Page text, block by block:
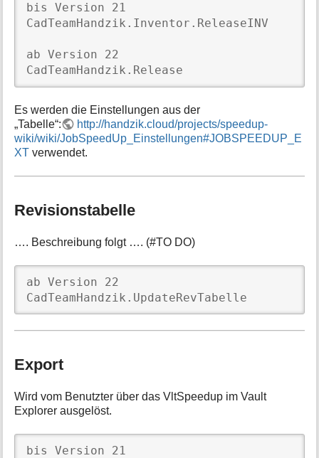
bis Version 21
CadTeamHandzik.Inventor.ReleaseINV
ab Version 22
CadTeamHandzik.Release
Es werden die Einstellungen aus der
„Tabelle“:
http://handzik.cloud/projects/speedup-
wiki/wiki/JobSpeedUp_Einstellungen#JOBSPEEDUP_E
XT verwendet.
Revisionstabelle
…. Beschreibung folgt …. (#TO DO)
ab Version 22
CadTeamHandzik.UpdateRevTabelle
Export
Wird vom Benutzter über das VltSpeedup im Vault
Explorer ausgelöst.
bis Version 21